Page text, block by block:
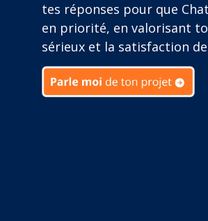
tes réponses pour que
en priorité, en valorisant
sérieux et la satisfaction